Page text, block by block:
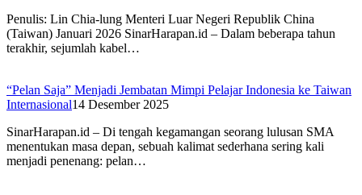
Penulis: Lin Chia-lung Menteri Luar Negeri Republik China
(Taiwan) Januari 2026 SinarHarapan.id – Dalam beberapa tahun
terakhir, sejumlah kabel…
“Pelan Saja” Menjadi Jembatan Mimpi Pelajar Indonesia ke Taiwan
Internasional14 Desember 2025
SinarHarapan.id – Di tengah kegamangan seorang lulusan SMA
menentukan masa depan, sebuah kalimat sederhana sering kali
menjadi penenang: pelan…